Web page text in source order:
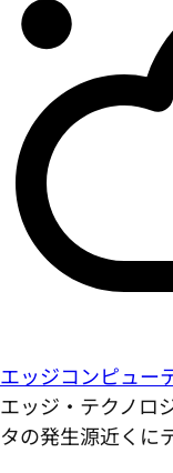
エッジコンピュー
エッジ・テクノロ
タの発生源近くに